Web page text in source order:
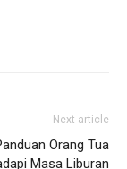
Next article
Orang Tua
Masa Liburan